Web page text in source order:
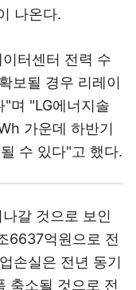
나온다.
터센터 전력 수
보될 경우 리레이
며 "LG에너지솔
가운데 하반기
수 있다"고 했다.
갈 것으로 보인
6637억원으로 전
손실은 전년 동기
축소될 것으로 전